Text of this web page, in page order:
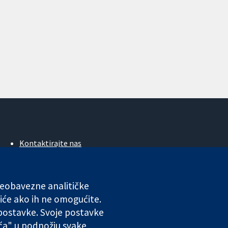
Kontaktirajte nas
Poslovi
Cochrane Library
analitičke
ako ih ne omogućite.
Svoje postavke
u podnožju svake